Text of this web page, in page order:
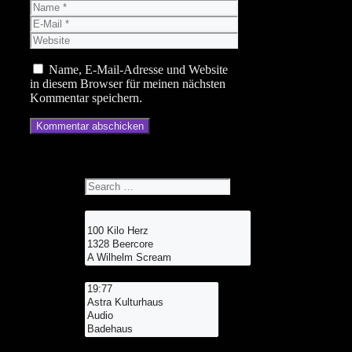
Name
E-
Mail
Website
Name, E-Mail-Adresse und Website
in diesem Browser für meinen nächsten
Kommentar speichern.